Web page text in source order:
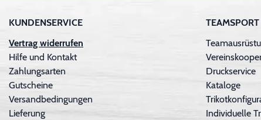
KUNDENSERVICE
Vertrag widerrufen
Hilfe und Kontakt
Zahlungsarten
Gutscheine
Versandbedingungen
Lieferung
TEAMSPORT
Druckservice
Kataloge
Individuelle